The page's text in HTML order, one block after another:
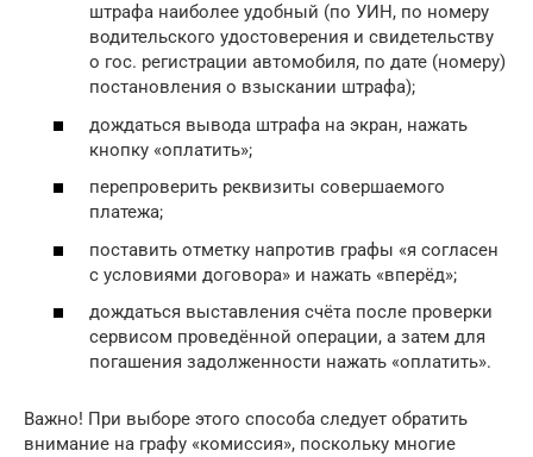
штрафа наиболее удобный (по УИН, по номеру
водительского удостоверения и свидетельству
о гос. регистрации автомобиля, по дате (номеру)
постановления о взыскании штрафа);
дождаться вывода штрафа на экран, нажать
кнопку «оплатить»;
перепроверить реквизиты совершаемого
платежа;
поставить отметку напротив графы «я согласен
с условиями договора» и нажать «вперёд»;
дождаться выставления счёта после проверки
сервисом проведённой операции, а затем для
погашения задолженности нажать «оплатить».
Важно! При выборе этого способа следует обратить
внимание на графу «комиссия», поскольку многие